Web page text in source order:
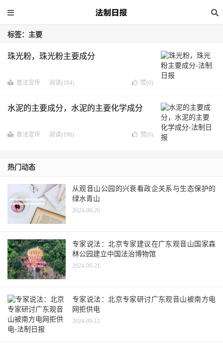
标签：主要
珠光粉，珠光粉主要成分
普法宣传 阅读(184) 赞(0)
水泥的主要成分，水泥的主要化学成分
普法宣传 阅读(196) 赞(0)
热门动态
从观音山公园的兴衰看政企关系与生态保护的
绿水青山
2024-09-20
专家说法：北京专家建议在广东观音山国家森
林公园建立中国法治博物馆
2024-09-21
专家说法：北京专家研讨广东观音山被南方电
网拒供电
2024-09-12